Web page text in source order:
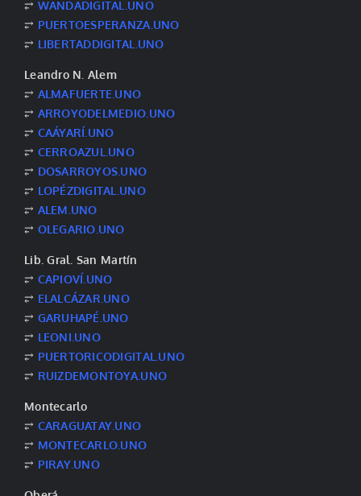
⥂ WANDADIGITAL.UNO
⥂ PUERTOESPERANZA.UNO
⥂ LIBERTADDIGITAL.UNO
Leandro N. Alem
⥂ ALMAFUERTE.UNO
⥂ ARROYODELMEDIO.UNO
⥂ CAÁYARÍ.UNO
⥂ CERROAZUL.UNO
⥂ DOSARROYOS.UNO
⥂ LOPÉZDIGITAL.UNO
⥂ ALEM.UNO
⥂ OLEGARIO.UNO
Lib. Gral. San Martín
⥂ CAPIOVÍ.UNO
⥂ ELALCÁZAR.UNO
⥂ GARUHAPÉ.UNO
⥂ LEONI.UNO
⥂ PUERTORICODIGITAL.UNO
⥂ RUIZDEMONTOYA.UNO
Montecarlo
⥂ CARAGUATAY.UNO
⥂ MONTECARLO.UNO
⥂ PIRAY.UNO